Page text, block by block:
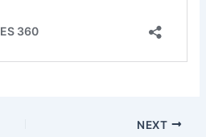
NEXT